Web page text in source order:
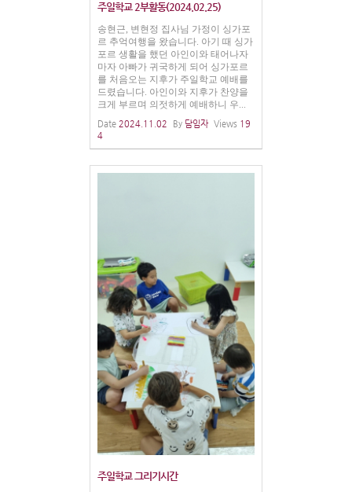
주일학교 2부활동(2024.02.25)
송현근, 변현정 집사님 가정이 싱가포
르 추억여행을 왔습니다. 아기 때 싱가
포르 생활을 했던 아인이와 태어나자
마자 아빠가 귀국하게 되어 싱가포르
를 처음오는 지후가 주일학교 예배를
드렸습니다. 아인이와 지후가 찬양을
크게 부르며 의젓하게 예배하니 우...
Date 2024.11.02 By 담임자 Views 19
4
주일학교 그리기시간